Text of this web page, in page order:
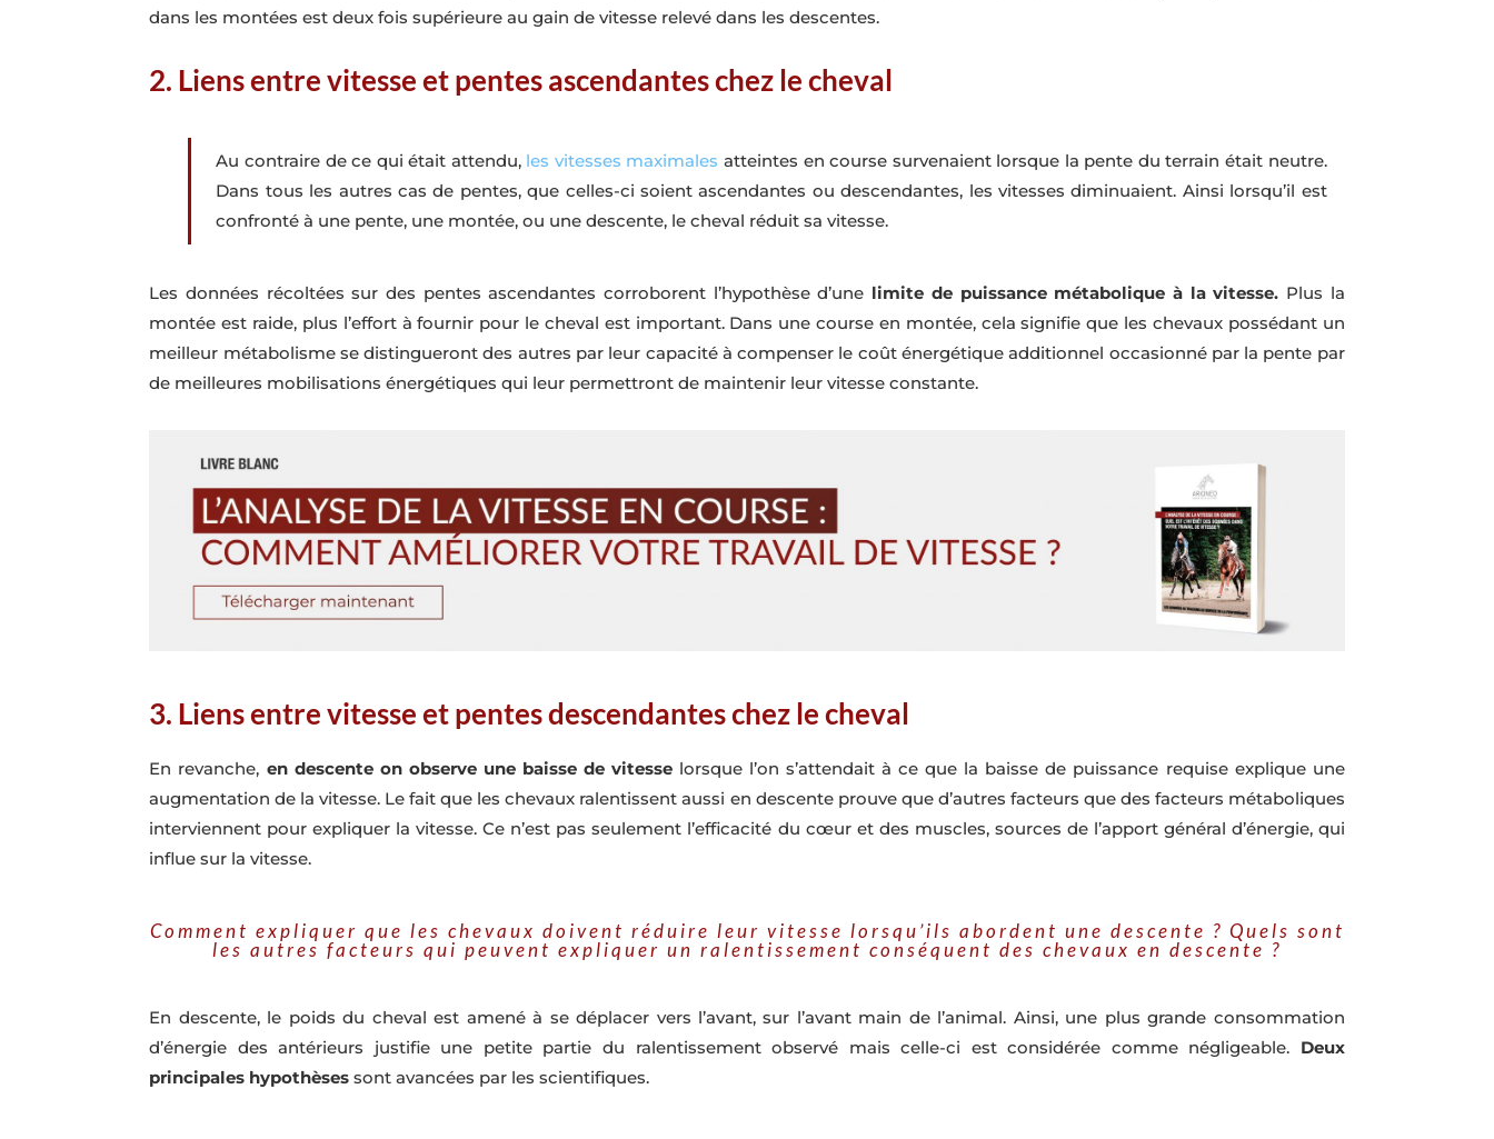
dans les montées est deux fois supérieure au gain de vitesse relevé dans les descentes.
2. Liens entre vitesse et pentes ascendantes chez le cheval
Au contraire de ce qui était attendu, les vitesses maximales atteintes en course survenaient lorsque la pente du terrain était neutre.
Dans tous les autres cas de pentes, que celles-ci soient ascendantes ou descendantes, les vitesses diminuaient. Ainsi lorsqu’il est
confronté à une pente, une montée, ou une descente, le cheval réduit sa vitesse.
Les données récoltées sur des pentes ascendantes corroborent l’hypothèse d’une limite de puissance métabolique à la vitesse. Plus la
montée est raide, plus l’effort à fournir pour le cheval est important. Dans une course en montée, cela signifie que les chevaux possédant un
meilleur métabolisme se distingueront des autres par leur capacité à compenser le coût énergétique additionnel occasionné par la pente par
de meilleures mobilisations énergétiques qui leur permettront de maintenir leur vitesse constante.
3. Liens entre vitesse et pentes descendantes chez le cheval
En revanche, en descente on observe une baisse de vitesselorsque l’on s’attendait à ce que la baisse de puissance requise explique une
augmentation de la vitesse. Le fait que les chevaux ralentissent aussi en descente prouve que d’autres facteurs que des facteurs métaboliques
interviennent pour expliquer la vitesse. Ce n’est pas seulement l’efficacité du cœur et des muscles, sources de l’apport général d’énergie, qui
influe sur la vitesse.
Comment expliquer que les chevaux doivent réduire leur vitesse lorsqu’ils abordent une descente ? Quels sont
les autres facteurs qui peuvent expliquer un ralentissement conséquent des chevaux en descente ?
En descente, le poids du cheval est amené à se déplacer vers l’avant, sur l’avant main de l’animal. Ainsi, une plus grande consommation
d’énergie des antérieurs justifie une petite partie du ralentissement observé mais celle-ci est considérée comme négligeable. Deux
principales hypothèses sont avancées par les scientifiques.